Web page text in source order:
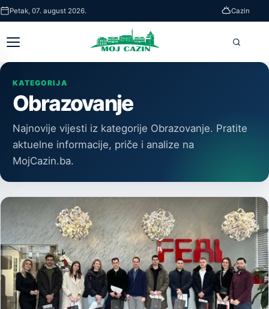
Skip
to
main
Petak, 07. august 2026. Cazin
Otvori
glavni
meni
KATEGORIJA
Obrazovanje
Najnovije vijesti iz kategorije Obrazovanje. Pratite
aktuelne informacije, priče i analize na
MojCazin.ba.